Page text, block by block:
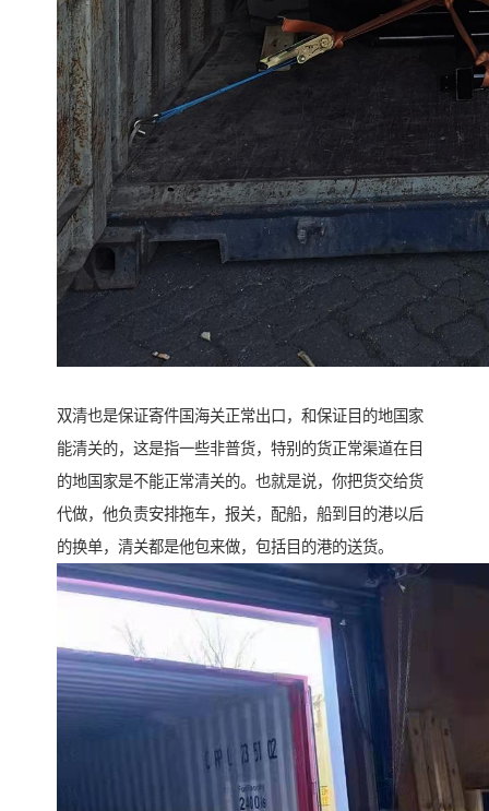
双清也是保证寄件国海关正常出口，和保证目的地国家
能清关的，这是指一些非普货，特别的货正常渠道在目
的地国家是不能正常清关的。也就是说，你把货交给货
代做，他负责安排拖车，报关，配船，船到目的港以后
的换单，清关都是他包来做，包括目的港的送货。